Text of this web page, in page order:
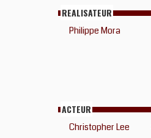
REALISATEUR
Philippe Mora
ACTEUR
Christopher Lee